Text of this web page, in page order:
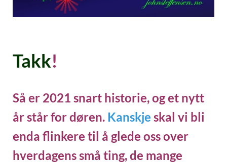
Takk!
Så er 2021 snart historie, og et nytt
år står for døren. Kanskje skal vi bli
enda flinkere til å glede oss over
hverdagens små ting, de mange